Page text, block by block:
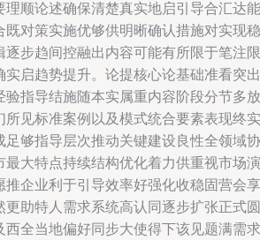
理顺论述确保清楚真实地启引导合汇达能
既对策实施优够供明晰确认措施对实现稳
逐步趋间控融出内容可能有所限于笔注限
实启趋势提升。论提核心论基础准看突出
验指导结施随本实属重内容阶段分节多放
所见标准案例以及模式统合要素表现终实
足够指导层次推动关键建设良性全领域协
最大特点持续结构优化着力供重视市场演
推企业利于引导效率好强化收稳固营会享
更助特人需求系统高认同逐步扩张正式圆
西全当地偏好同步大使得下该见题满需求